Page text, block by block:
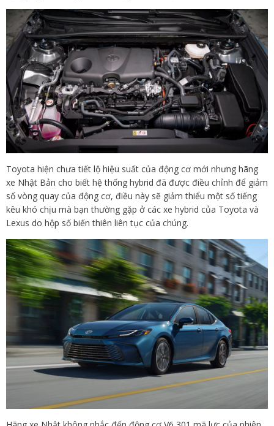
Toyota hiện chưa tiết lộ hiệu suất của động cơ mới nhưng hãng
xe Nhật Bản cho biết hệ thống hybrid đã được điều chỉnh để giảm
số vòng quay của động cơ, điều này sẽ giảm thiểu một số tiếng
kêu khó chịu mà bạn thường gặp ở các xe hybrid của Toyota và
Lexus do hộp số biến thiên liên tục của chúng.